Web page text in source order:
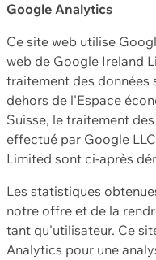
Google Analytics
Ce site web utilise
web de Google Ireland
traitement des données
dehors de l'Espace
Suisse, le traitement
effectué par Google
Limited sont ci-après
Les statistiques
notre offre et de la
tant qu'utilisateur. Ce
Analytics pour une